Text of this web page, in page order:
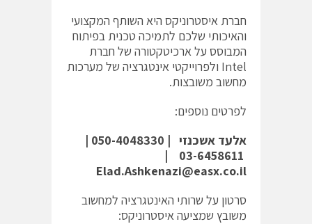
חברת איסטרוניקס היא השותף המקצועי
והאיכותי שלכם לתמיכה טכנית בפיתוח
המבוסס על ארכיטקטורה של חברת
Intel ולפרוייקטי אינטגרציה של מערכות
מחשוב משובצות.
לפרטים נוספים:
אלעד אשכנזי | 050-4048330 |
03-6458611 |
Elad.Ashkenazi@easx.co.il
סרטון על שרותי האינטגרציה למחשוב
משובץ שמציעה איסטרוניקס: